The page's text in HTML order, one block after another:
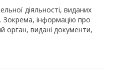
діяльності, виданих
інформацію про
орган, видані документи,